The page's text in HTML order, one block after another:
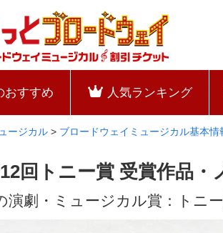
すすめ 人気ランキング
ージカル > ブロードウェイミュージカル基本情
回トニー賞 受賞作品・
演劇・ミュージカル賞：トニ